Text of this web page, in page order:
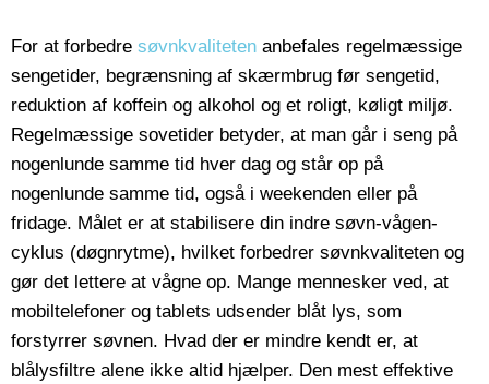
For at forbedre søvnkvaliteten anbefales regelmæssige
sengetider, begrænsning af skærmbrug før sengetid,
reduktion af koffein og alkohol og et roligt, køligt miljø.
Regelmæssige sovetider betyder, at man går i seng på
nogenlunde samme tid hver dag og står op på
nogenlunde samme tid, også i weekenden eller på
fridage. Målet er at stabilisere din indre søvn-vågen-
cyklus (døgnrytme), hvilket forbedrer søvnkvaliteten og
gør det lettere at vågne op. Mange mennesker ved, at
mobiltelefoner og tablets udsender blåt lys, som
forstyrrer søvnen. Hvad der er mindre kendt er, at
blålysfiltre alene ikke altid hjælper. Den mest effektive